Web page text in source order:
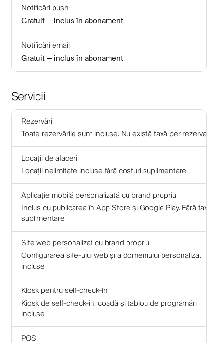
Notificări push
Gratuit — inclus în abonament
Notificări email
Gratuit — inclus în abonament
Servicii
Rezervări
Toate rezervările sunt incluse. Nu există taxă per rezervare
Locații de afaceri
Locații nelimitate incluse fără costuri suplimentare
Aplicație mobilă personalizată cu brand propriu
Inclus cu publicarea în App Store și Google Play. Fără taxe
suplimentare
Site web personalizat cu brand propriu
Configurarea site-ului web și a domeniului personalizat
incluse
Kiosk pentru self-check-in
Kiosk de self-check-in, coadă și tablou de programări
incluse
POS